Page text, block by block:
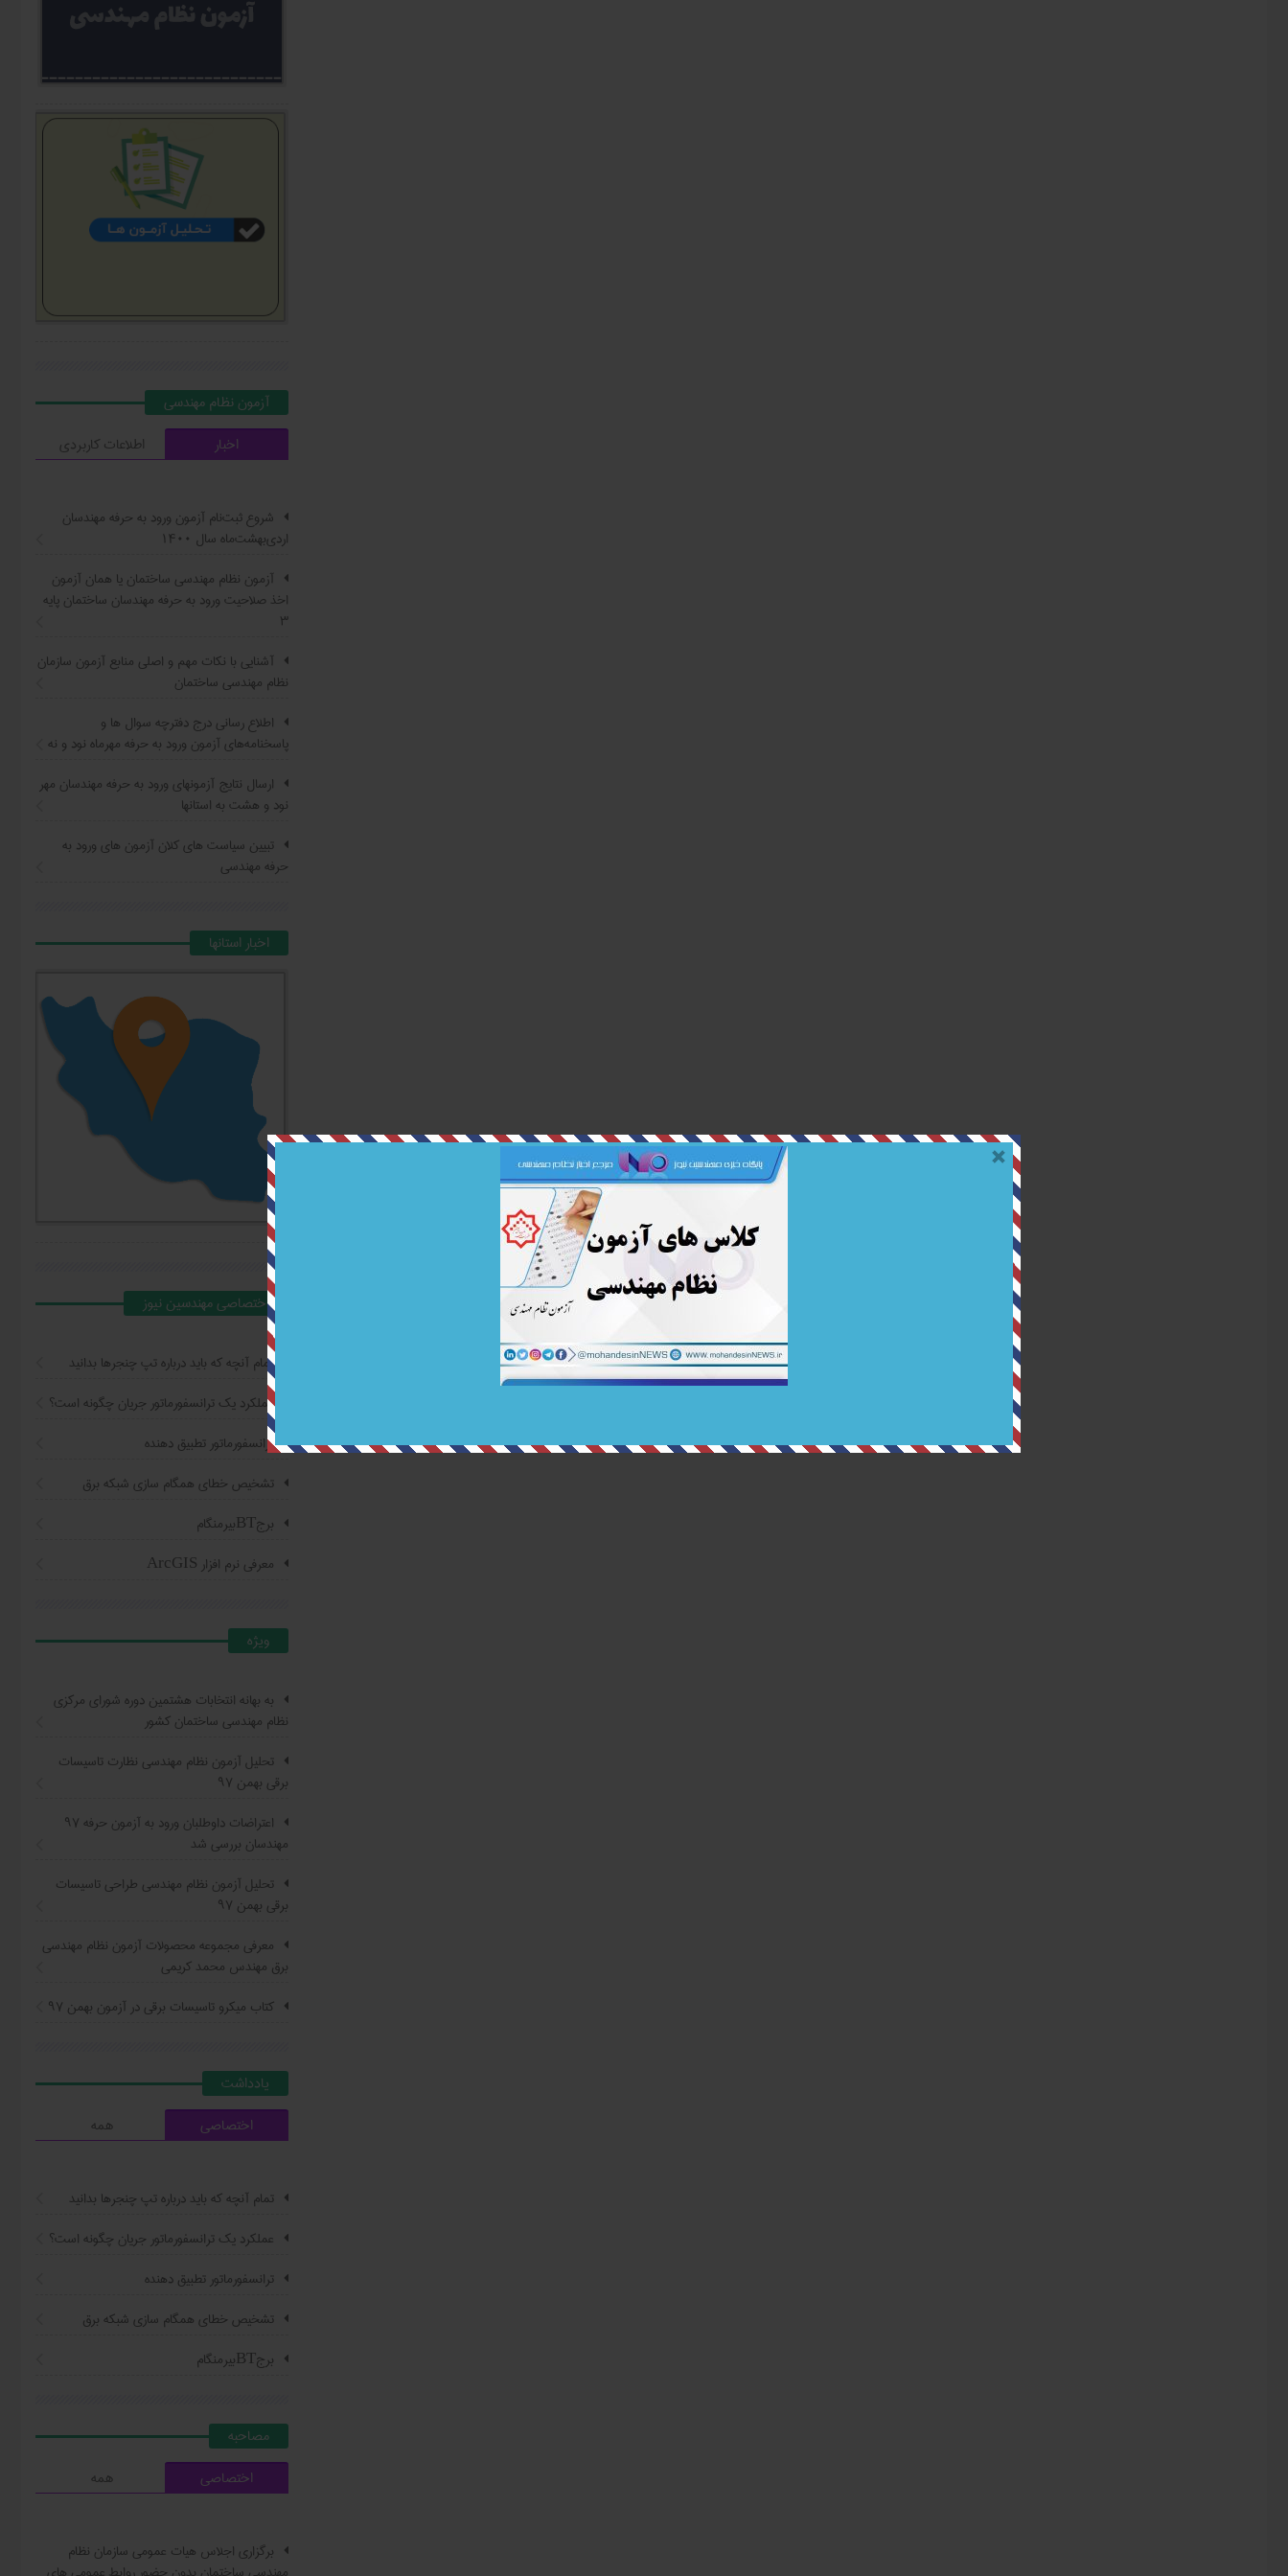
آزمون نظام مهندسي
اخبار
اطلاعات کاربردی
شروع ثبت‌نام آزمون ورود به حرفه مهندسان
اردی‌بهشت‌ماه سال ۱۴۰۰
آزمون نظام مهندسی ساختمان یا همان آزمون
اخذ صلاحیت ورود به حرفه مهندسان ساختمان پایه
۳
آشنایی با نکات مهم و اصلی منابع آزمون سازمان
نظام مهندسی ساختمان
اطلاع ‏رسانی درج دفترچه سوال ‌ها و
پاسخنامه‌های آزمون ورود به حرفه مهرماه نود و نه
ارسال نتایج آزمونهای ورود به حرفه مهندسان مهر
نود و هشت به استانها
تبیین سیاست ‌های کلان آزمون های ورود به
حرفه مهندسی
اخبار استانها
اختصاصي مهندسين نيوز
تمام آنچه که باید درباره تپ چنجرها بدانید
عملکرد یک ترانسفورماتور جریان چگونه است؟
ترانسفورماتور تطبیق دهنده
تشخیص خطای همگام سازی شبکه برق
برجBTبیرمنگام
معرفی نرم افزار ArcGIS
ويژه
به بهانه انتخابات هشتمین دوره شورای مرکزی
نظام مهندسی ساختمان کشور
تحلیل آزمون نظام مهندسی نظارت تاسیسات
برقی بهمن ۹۷
اعتراضات داوطلبان ورود به آزمون حرفه ٩٧
مهندسان بررسی شد
تحلیل آزمون نظام مهندسی طراحی تاسیسات
برقی بهمن ۹۷
معرفی مجموعه محصولات آزمون نظام مهندسی
برق مهندس محمد کریمی
کتاب ميکرو تاسيسات برقي در آزمون بهمن ۹۷
يادداشت
اختصاصی
همه
تمام آنچه که باید درباره تپ چنجرها بدانید
عملکرد یک ترانسفورماتور جریان چگونه است؟
ترانسفورماتور تطبیق دهنده
تشخیص خطای همگام سازی شبکه برق
برجBTبیرمنگام
مصاحبه
اختصاصی
همه
برگزاری اجلاس هیات عمومی سازمان نظام